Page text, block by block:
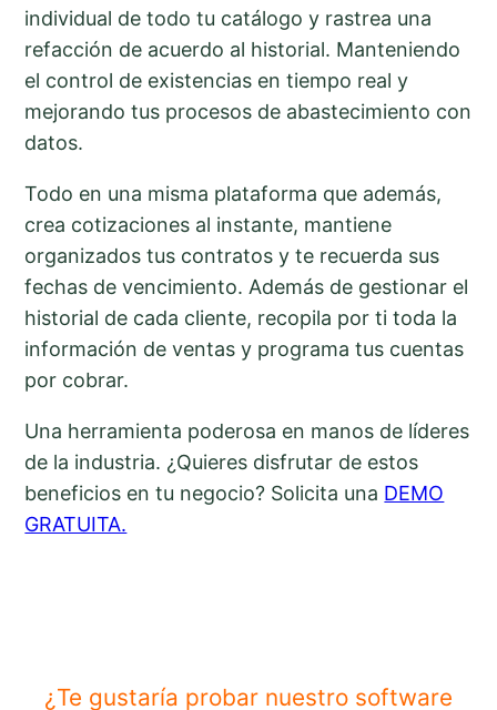
individual de todo tu catálogo y rastrea una
refacción de acuerdo al historial. Manteniendo
el control de existencias en tiempo real y
mejorando tus procesos de abastecimiento con
datos.
Todo en una misma plataforma que además,
crea cotizaciones al instante, mantiene
organizados tus contratos y te recuerda sus
fechas de vencimiento. Además de gestionar el
historial de cada cliente, recopila por ti toda la
información de ventas y programa tus cuentas
por cobrar.
Una herramienta poderosa en manos de líderes
de la industria. ¿Quieres disfrutar de estos
beneficios en tu negocio? Solicita una DEMO
GRATUITA.
¿Te gustaría probar nuestro software